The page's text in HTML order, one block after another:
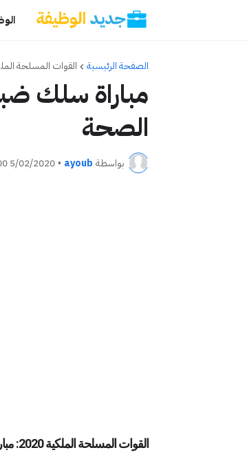
الصفحة الرئيسية القوات المسلحة
مباراة سلك
الصحة
بواسطة ayoub
• 5/02/2020 05:49:00 م
القوات المسلحة الملكية 2020: مباراة سلك ضباط الصف دبلوم التمريض وتقنيات الصحة